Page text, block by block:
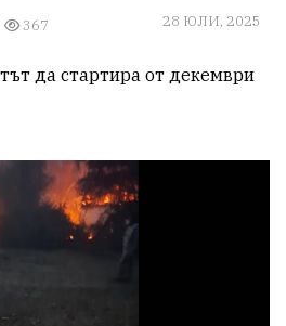
367 28 ЮЛИ, 2025
да стартира от декември